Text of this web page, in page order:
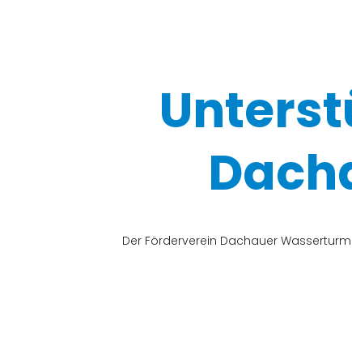
Der Förderverein Dachauer